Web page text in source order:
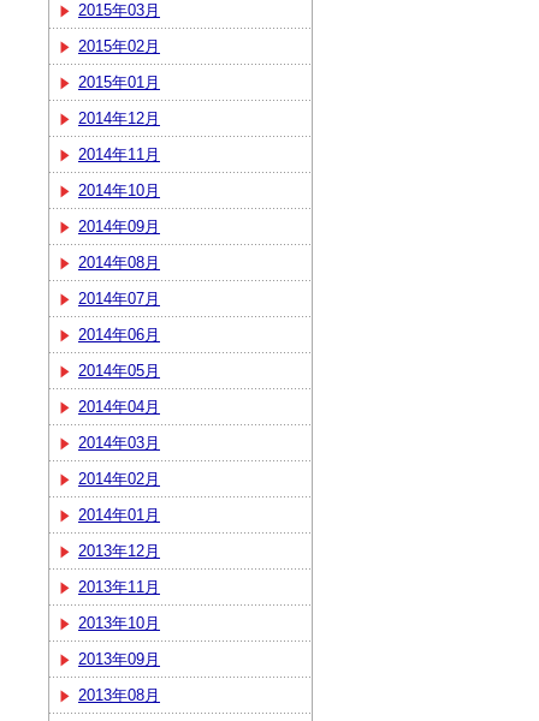
2015年03月
2015年02月
2015年01月
2014年12月
2014年11月
2014年10月
2014年09月
2014年08月
2014年07月
2014年06月
2014年05月
2014年04月
2014年03月
2014年02月
2014年01月
2013年12月
2013年11月
2013年10月
2013年09月
2013年08月